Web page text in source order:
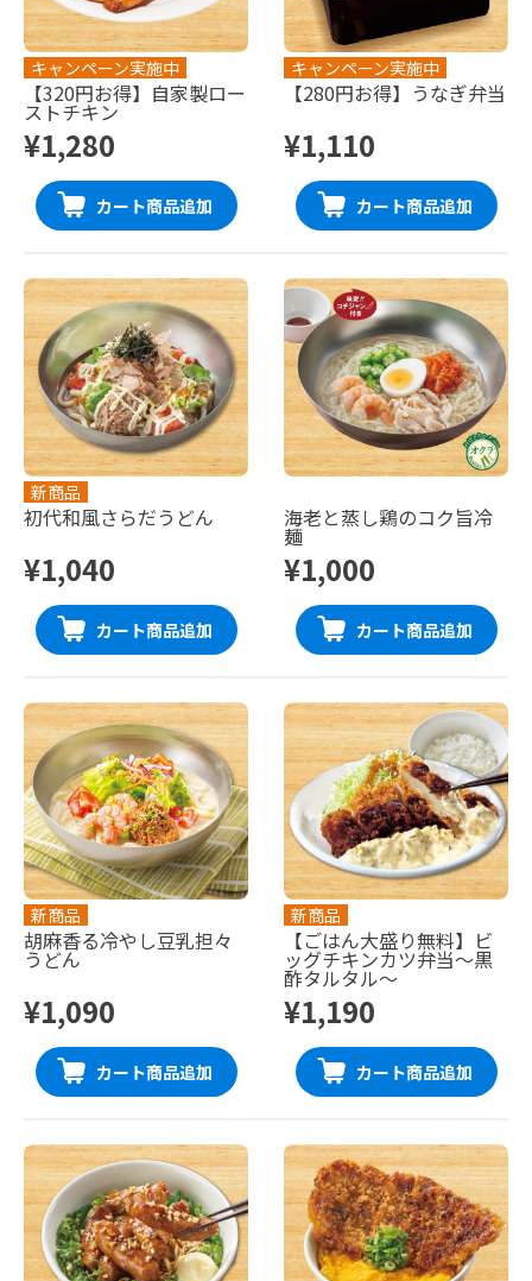
キャンペーン実施中
【320円お得】自家製ロー
ストチキン
¥1,280
カート商品追加
キャンペーン実施中
【280円お得】うなぎ弁当
¥1,110
カート商品追加
新商品
初代和風さらだうどん
¥1,040
カート商品追加
海老と蒸し鶏のコク旨冷
麺
¥1,000
カート商品追加
新商品
胡麻香る冷やし豆乳担々
うどん
¥1,090
カート商品追加
新商品
【ごはん大盛り無料】ビ
ッグチキンカツ弁当〜黒
酢タルタル〜
¥1,190
カート商品追加